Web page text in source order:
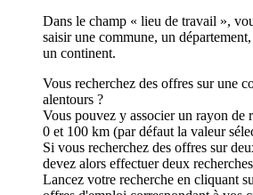
Dans le champ « lieu de travail »,
saisir une commune, un
un continent.
Vous recherchez des offres sur une
alentours ?
Vous pouvez y associer un rayon de
0 et 100 km (par défaut la valeur
Si vous recherchez des offres sur
devez alors effectuer deux
Lancez votre recherche en cliquant